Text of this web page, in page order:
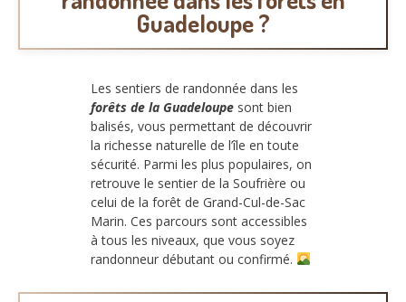
Guadeloupe ?
Les sentiers de randonnée dans les
forêts de la Guadeloupe sont bien
balisés, vous permettant de découvrir
la richesse naturelle de l’île en toute
sécurité. Parmi les plus populaires, on
retrouve le sentier de la Soufrière ou
celui de la forêt de Grand-Cul-de-Sac
Marin. Ces parcours sont accessibles
à tous les niveaux, que vous soyez
randonneur débutant ou confirmé.